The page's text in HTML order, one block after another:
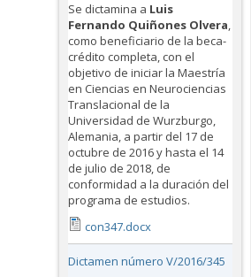
Se dictamina a Luis
Fernando Quiñones Olvera,
como beneficiario de la beca-
crédito completa, con el
objetivo de iniciar la Maestría
en Ciencias en Neurociencias
Translacional de la
Universidad de Wurzburgo,
Alemania, a partir del 17 de
octubre de 2016 y hasta el 14
de julio de 2018, de
conformidad a la duración del
programa de estudios.
con347.docx
Dictamen número V/2016/345